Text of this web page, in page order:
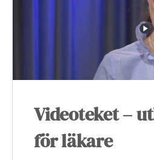
Videoteket –
för läkare